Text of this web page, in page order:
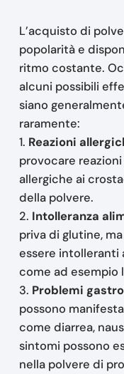
L’acquisto di
popolarità e
ritmo costante.
alcuni possibili
siano
raramente:
1. Reazioni
provocare
allergiche ai
della polvere.
2. Intolleranza
priva di glutine,
essere intolleranti
come ad esempio
3. Problemi
possono
come diarrea,
sintomi possono
nella polvere di